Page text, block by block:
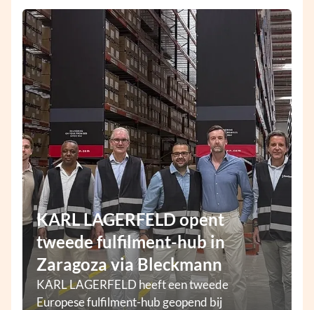
KARL LAGERFELD opent
tweede fulfilment-hub in
Zaragoza via Bleckmann
KARL LAGERFELD heeft een tweede
Europese fulfilment-hub geopend bij